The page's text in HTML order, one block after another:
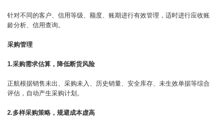
针对不同的客户、信用等级、额度、账期进行有效管理，适时进行应收账
龄分析、信用查询。
采购管理
1.采购需求估算，降低断货风险
正航根据销售未出、采购未入、历史销量、安全库存、未生效单据等综合
评估，自动产生采购计划。
2.多样采购策略，规避成本虚高